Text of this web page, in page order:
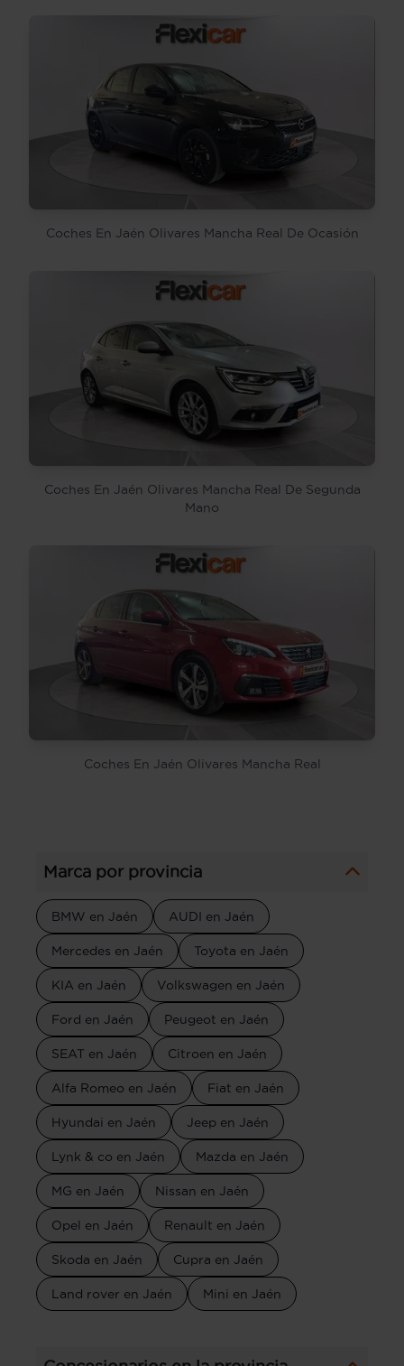
Coches En Jaén Olivares Mancha Real De Ocasión
Coches En Jaén Olivares Mancha Real De Segunda
Mano
Coches En Jaén Olivares Mancha Real
Marca por provincia
BMW en Jaén AUDI en Jaén
Mercedes en Jaén Toyota en Jaén
KIA en Jaén Volkswagen en Jaén
Ford en Jaén Peugeot en Jaén
SEAT en Jaén Citroen en Jaén
Alfa Romeo en Jaén Fiat en Jaén
Hyundai en Jaén Jeep en Jaén
Lynk & co en Jaén Mazda en Jaén
MG en Jaén Nissan en Jaén
Opel en Jaén Renault en Jaén
Skoda en Jaén Cupra en Jaén
Land rover en Jaén Mini en Jaén